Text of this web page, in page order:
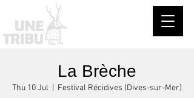
La Brèche
Thu 10 Jul Festival Récidives (Dives-sur-Mer)